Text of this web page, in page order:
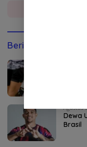
Berita Olahraga
Agustus
Dewa
Brasil